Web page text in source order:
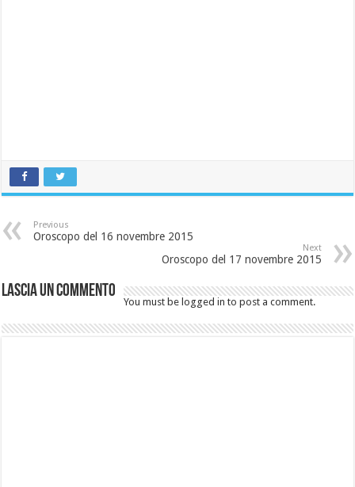
Previous
Oroscopo del 16 novembre 2015
Next
Oroscopo del 17 novembre 2015
Lascia un commento
You must be logged in to post a comment.